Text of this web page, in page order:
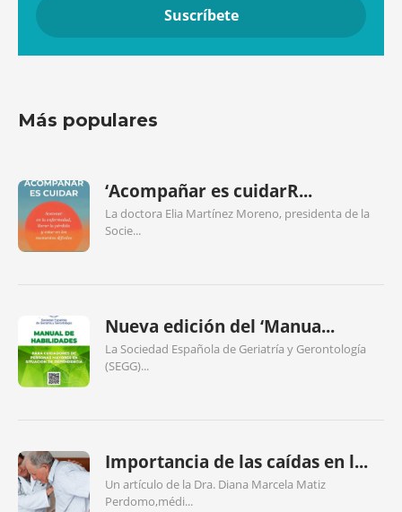
Más populares
‘Acompañar es cuidarR...
La doctora Elia Martínez Moreno, presidenta de la
Socie...
Nueva edición del ‘Manua...
La Sociedad Española de Geriatría y Gerontología
(SEGG)...
Importancia de las caídas en l...
Un artículo de la Dra. Diana Marcela Matiz
Perdomo,médi...